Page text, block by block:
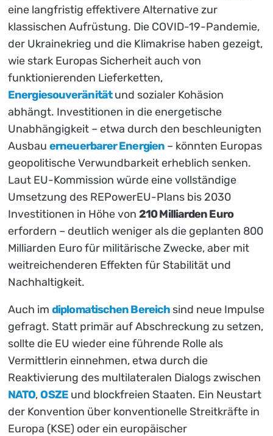
eine langfristig effektivere Alternative zur
klassischen Aufrüstung. Die COVID-19-Pandemie,
der Ukrainekrieg und die Klimakrise haben gezeigt,
wie stark Europas Sicherheit auch von
funktionierenden Lieferketten,
Energiesouveränitätund sozialer Kohäsion
abhängt. Investitionen in die energetische
Unabhängigkeit – etwa durch den beschleunigten
Ausbau erneuerbarer Energien – könnten Europas
geopolitische Verwundbarkeit erheblich senken.
Laut EU-Kommission würde eine vollständige
Umsetzung des REPowerEU-Plans bis 2030
Investitionen in Höhe von 210 Milliarden Euro
erfordern – deutlich weniger als die geplanten 800
Milliarden Euro für militärische Zwecke, aber mit
weitreichenderen Effekten für Stabilität und
Nachhaltigkeit.
Auch im diplomatischen Bereich sind neue Impulse
gefragt. Statt primär auf Abschreckung zu setzen,
sollte die EU wieder eine führende Rolle als
Vermittlerin einnehmen, etwa durch die
Reaktivierung des multilateralen Dialogs zwischen
NATO,OSZEund blockfreien Staaten. Ein Neustart
der Konvention über konventionelle Streitkräfte in
Europa (KSE) oder ein europäischer